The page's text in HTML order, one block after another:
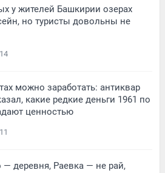
у жителей Башкирии озерах
но туристы довольны не
14
можно заработать: антиквар
какие редкие деньги 1961 по
ценностью
11
деревня, Раевка — не рай,